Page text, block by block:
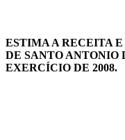
ESTIMA A RECEITA
DE SANTO ANTONIO
EXERCÍCIO DE 2008.